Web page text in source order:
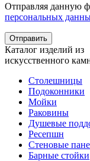
Отправляя данную
персональных
Каталог изделий из
искусственного
Столешницы
Подоконники
Мойки
Раковины
Душевые
Ресепшн
Стеновые
Барные стойки